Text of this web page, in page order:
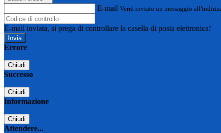
E-mail Verrà inviato un messaggio
E-mail inviata, si prega di controllare la casella di posta elettronica!
Errore
Chiudi
Successo
Chiudi
Informazione
Chiudi
Attendere...